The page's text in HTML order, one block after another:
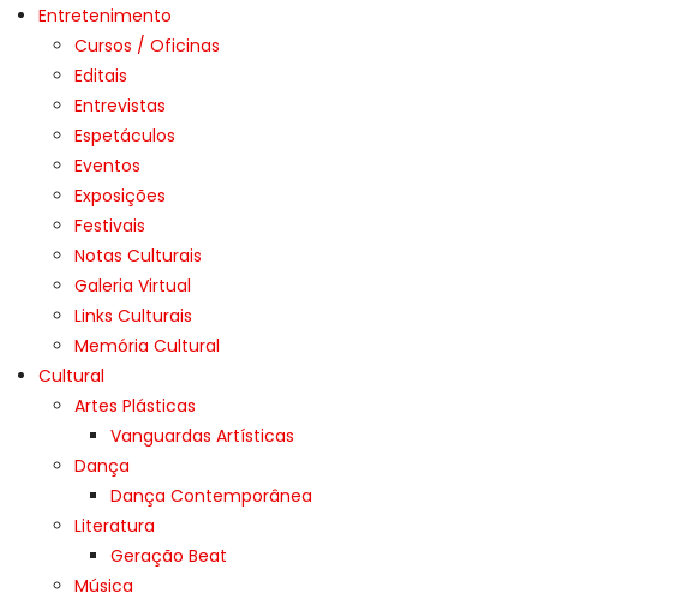
Entretenimento
Cursos / Oficinas
Editais
Entrevistas
Espetáculos
Eventos
Exposições
Festivais
Notas Culturais
Galeria Virtual
Links Culturais
Memória Cultural
Cultural
Artes Plásticas
Vanguardas Artísticas
Dança
Dança Contemporânea
Literatura
Geração Beat
Música